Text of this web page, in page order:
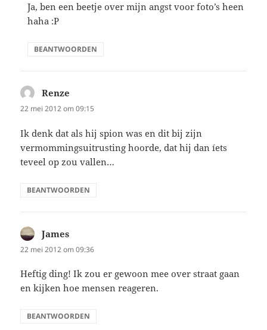
Ja, ben een beetje over mijn angst voor foto’s heen
haha :P
BEANTWOORDEN
Renze
22 mei 2012 om 09:15
Ik denk dat als hij spion was en dit bij zijn
vermommingsuitrusting hoorde, dat hij dan íets
teveel op zou vallen…
BEANTWOORDEN
James
22 mei 2012 om 09:36
Heftig ding! Ik zou er gewoon mee over straat gaan
en kijken hoe mensen reageren.
BEANTWOORDEN